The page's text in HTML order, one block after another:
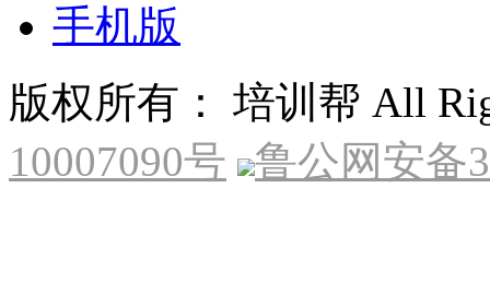
手机版
版权所有： 培训帮 All
10007090号
鲁公网安备